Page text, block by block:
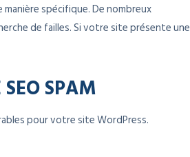
spécifique. De nombreux
de failles. Si votre site présente une
SPAM
pour votre site WordPress.